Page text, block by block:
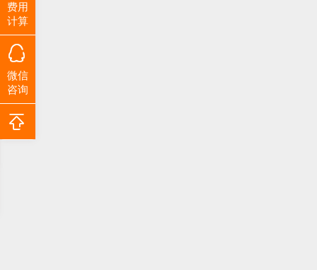
费用
计算
微信
咨询